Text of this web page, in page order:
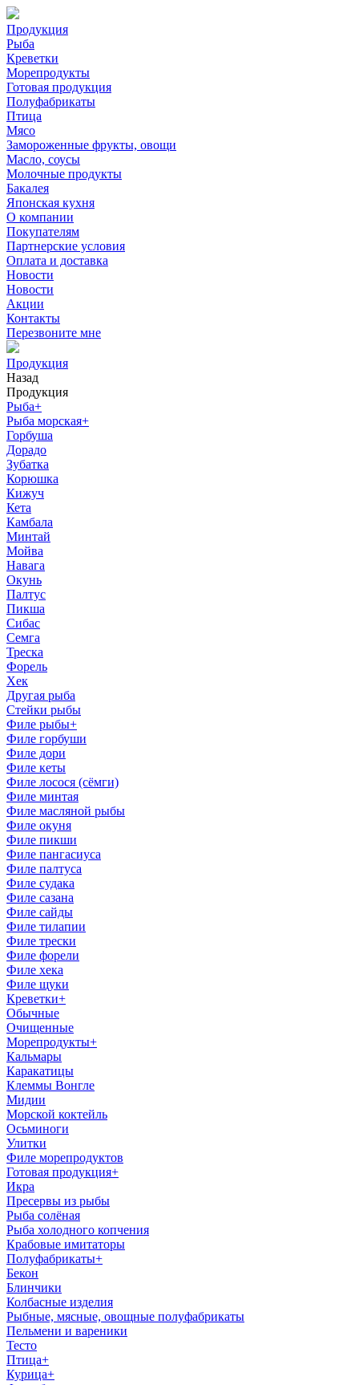
Продукция
Рыба
Креветки
Морепродукты
Готовая продукция
Полуфабрикаты
Птица
Мясо
Замороженные фрукты, овощи
Масло, соусы
Молочные продукты
Бакалея
Японская кухня
О компании
Покупателям
Партнерские условия
Оплата и доставка
Новости
Новости
Акции
Контакты
Перезвоните мне
Продукция
Назад
Продукция
Рыба+
Рыба морская+
Горбуша
Дорадо
Зубатка
Корюшка
Кижуч
Кета
Камбала
Минтай
Мойва
Навага
Окунь
Палтус
Пикша
Сибас
Семга
Треска
Форель
Хек
Другая рыба
Стейки рыбы
Филе рыбы+
Филе горбуши
Филе дори
Филе кеты
Филе лосоcя (сёмги)
Филе минтая
Филе масляной рыбы
Филе окуня
Филе пикши
Филе пангасиуса
Филе палтуса
Филе судака
Филе сазана
Филе сайды
Филе тилапии
Филе трески
Филе форели
Филе хека
Филе щуки
Креветки+
Обычные
Очищенные
Морепродукты+
Кальмары
Каракатицы
Клеммы Вонгле
Мидии
Морской коктейль
Осьминоги
Улитки
Филе морепродуктов
Готовая продукция+
Икра
Пресервы из рыбы
Рыба солёная
Рыба холодного копчения
Крабовые имитаторы
Полуфабрикаты+
Бекон
Блинчики
Колбасные изделия
Рыбные, мясные, овощные полуфабрикаты
Пельмени и вареники
Тесто
Птица+
Курица+